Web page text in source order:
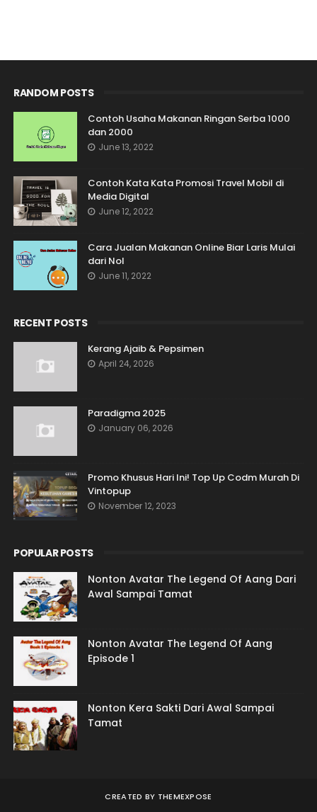
RANDOM POSTS
Contoh Usaha Makanan Ringan Serba 1000
dan 2000
June 13, 2022
Contoh Kata Kata Promosi Travel Mobil di
Media Digital
June 12, 2022
Cara Jualan Makanan Online Biar Laris Mulai
dari Nol
June 11, 2022
RECENT POSTS
Kerang Ajaib & Pepsimen
April 24, 2026
Paradigma 2025
January 06, 2026
Promo Khusus Hari Ini! Top Up Codm Murah Di
Vintopup
November 12, 2023
POPULAR POSTS
Nonton Avatar The Legend Of Aang Dari
Awal Sampai Tamat
Nonton Avatar The Legend Of Aang
Episode 1
Nonton Kera Sakti Dari Awal Sampai
Tamat
CREATED BY THEMEXPOSE